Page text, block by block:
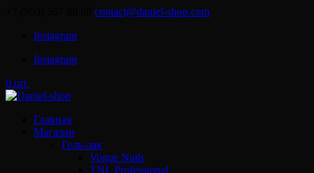
contact@daniel-shop.com
Instagram
Instagram
0 шт.
Главная
Магазин
Гель-лак
Vogue Nails
TNL Professional